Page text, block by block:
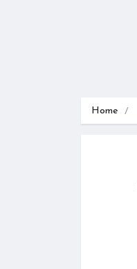
Home